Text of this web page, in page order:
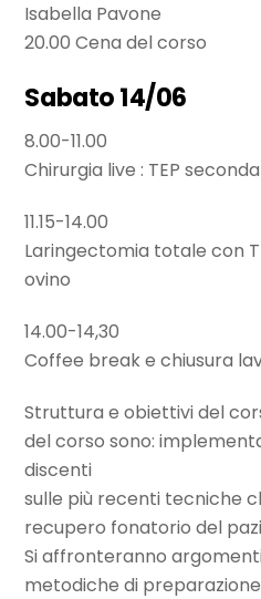
Isabella Pavone
20.00 Cena del corso
Sabato 14/06
8.00-11.00
Chirurgia live : TEP
11.15-14.00
Laringectomia totale con
ovino
14.00-14,30
Coffee break e chiusura
Struttura e obiettivi del
del corso sono:
discenti
sulle più recenti tecniche
recupero fonatorio del
Si affronteranno
metodiche di